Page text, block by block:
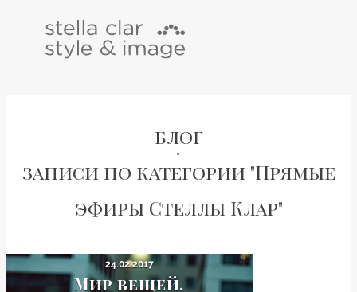
блог
записи по категории "Прямые
эфиры Стеллы Клар"
24.02.2017
Мир вещей.